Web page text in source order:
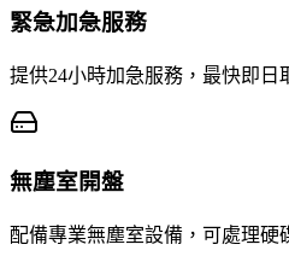
緊急加急服務
提供24小時加急服務，最快即日
無塵室開盤
配備專業無塵室設備，可處理硬